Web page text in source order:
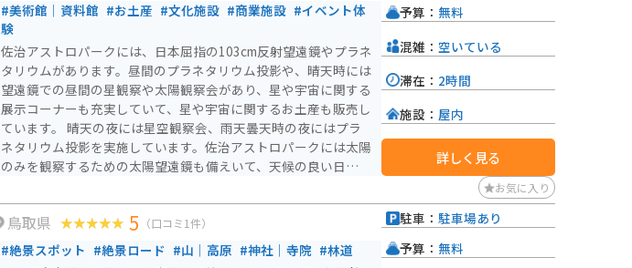
#美術館｜資料館 #お土産 #文化施設 #商業施設 #イベント体
験
佐治アストロパークには、日本屈指の103cm反射望遠鏡やプラネ
タリウムがあります。昼間のプラネタリウム投影や、晴天時には
望遠鏡での昼間の星観察や太陽観察会があり、星や宇宙に関する
展示コーナーも充実していて、星や宇宙に関するお土産も販売し
ています。 晴天の夜には星空観察会、雨天曇天時の夜にはプラ
ネタリウム投影を実施しています。佐治アストロパークには太陽
のみを観察するための太陽望遠鏡も備えいて、天候の良い日には
予算： 無料
混雑： 空いている
滞在： 2時間
施設： 屋内
詳しく見る
お気に入り
鳥取県 5 （口コミ1件）
#絶景スポット #絶景ロード #山｜高原 #神社｜寺院 #林道
駐車： 駐車場あり
予算： 無料